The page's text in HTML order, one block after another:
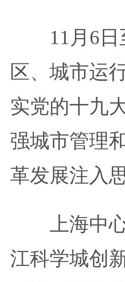
11月6日至
区、城市运
实党的十九
强城市管理
革发展注入
上海中心
江科学城创